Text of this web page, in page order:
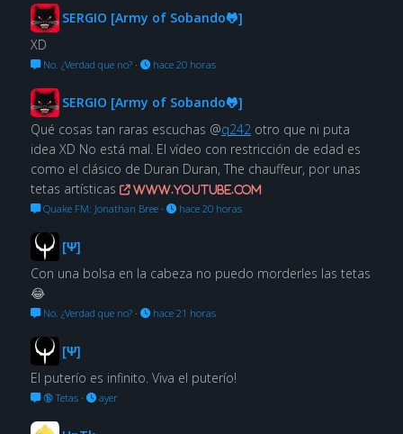
SERGIO [Army of Sobando🐸]
XD
No. ¿Verdad que no?· hace 20 horas
SERGIO [Army of Sobando🐸]
Qué cosas tan raras escuchas @q242 otro que ni puta
idea XD No está mal. El vídeo con restricción de edad es
como el clásico de Duran Duran, The chauffeur, por unas
tetas artísticas
www.youtube.com
Quake FM: Jonathan Bree· hace 20 horas
[Ψ]
Con una bolsa en la cabeza no puedo morderles las tetas
😂
No. ¿Verdad que no?· hace 21 horas
[Ψ]
El puterío es infinito. Viva el puterío!
🔞 Tetas· ayer